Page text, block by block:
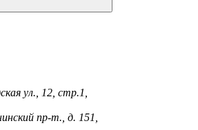
ул., 12, стр.1,
пр-т., д. 151,